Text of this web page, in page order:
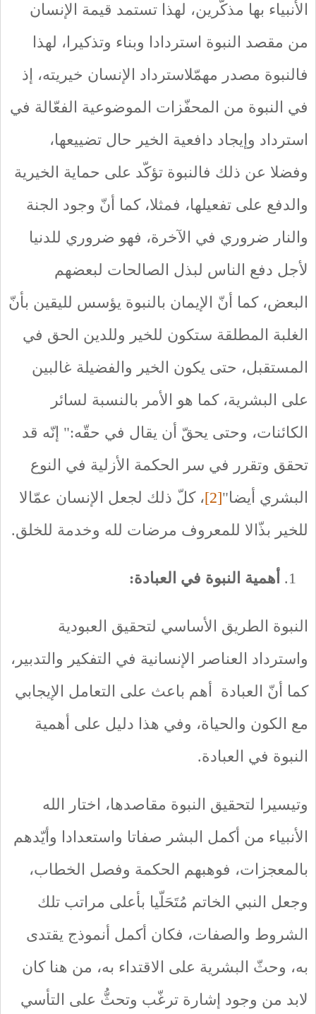
الأنبياء بها مذكّرين، لهذا تستمد قيمة الإنسان
من مقصد النبوة استردادا وبناء وتذكيرا، لهذا
فالنبوة مصدر مهمّلاسترداد الإنسان خيريته، إذ
في النبوة من المحفّزات الموضوعية الفعّالة في
استرداد وإيجاد دافعية الخير حال تضييعها،
وفضلا عن ذلك فالنبوة تؤكّد على حماية الخيرية
والدفع على تفعيلها، فمثلا، كما أنّ وجود الجنة
والنار ضروري في الآخرة، فهو ضروري للدنيا
لأجل دفع الناس لبذل الصالحات لبعضهم
البعض، كما أنّ الإيمان بالنبوة يؤسس لليقين بأنّ
الغلبة المطلقة ستكون للخير وللدين الحق في
المستقبل، حتى يكون الخير والفضيلة غالبين
على البشرية، كما هو الأمر بالنسبة لسائر
الكائنات، وحتى يحقّ أن يقال في حقّه:" إنّه قد
تحقق وتقرر في سر الحكمة الأزلية في النوع
البشري أيضا"[2]
، كلّ ذلك لجعل الإنسان عمّالا
للخير بذّالا للمعروف مرضات لله وخدمة للخلق.
أهمية النبوة في العبادة:
النبوة الطريق الأساسي لتحقيق العبودية
واسترداد العناصر الإنسانية في التفكير والتدبير،
كما أنّ العبادة أهم باعث على التعامل الإيجابي
مع الكون والحياة، وفي هذا دليل على أهمية
النبوة في العبادة.
وتيسيرا لتحقيق النبوة مقاصدها، اختار الله
الأنبياء من أكمل البشر صفاتا واستعدادا وأيّدهم
بالمعجزات، فوهبهم الحكمة وفصل الخطاب،
وجعل النبي الخاتم مُتَحَلّيا بأعلى مراتب تلك
الشروط والصفات، فكان أكمل أنموذج يقتدى
به، وحثّ البشرية على الاقتداء به، من هنا كان
لابد من وجود إشارة ترغّب وتحثُّ على التأسي